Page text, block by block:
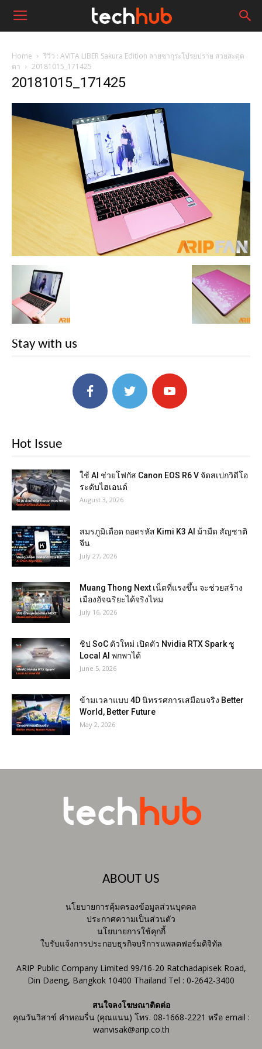
Home
รีวิว : AVITA LIBER Sakura Edition ลายซากุระโปรยปราย สวยสะดุด
ตา
20181015_171425
20181015_171425
Stay with us
Hot Issue
ใช้ AI ช่วยโฟกัส Canon EOS R6 V จัดสเปกวิดีโอ
ระดับไฮเอนด์
August 3, 2026
สมรภูมิเดือด ถอดรหัส Kimi K3 AI ม้ามืด สัญชาติ
จีน
July 27, 2026
Muang Thong Next เน็ตที่แรงขึ้น จะช่วยสร้าง
เมืองอัจฉริยะได้จริงไหม
July 16, 2026
ชิป SoC ตัวใหม่ เปิดตัว Nvidia RTX Spark ชู
Local AI พกพาได้
June 5, 2026
ข้ามเวลาแบบ 4D นิทรรศการเสมือนจริง Better
World, Better Future
May 2, 2026
ABOUT US
นโยบายการคุ้มครองข้อมูลส่วนบุคคล
ประกาศความเป็นส่วนตัว
นโยบายการใช้คุกกี้
ใบรับแจ้งการประกอบธุรกิจบริการแพลตฟอร์มดิจิทัล
ARIP Public Company Limited 99/16-20 Ratchadapisek Road,
Din Daeng, Bangkok 10400 Thailand Tel : 0-2642-3400
สนใจลงโฆษณาติดต่อ
คุณวันวิสาข์ คำหอมรื่น (คุณแนน) โทร. 08-1668-2221 หรือ email :
wanvisak@arip.co.th